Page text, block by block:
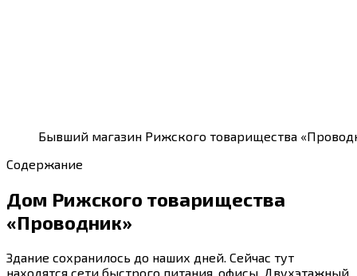
Бывший магазин Рижского товарищества
Содержание
Дом Рижского товарищества
«Проводник»
Здание сохранилось до наших дней. Сейчас тут
находятся сети быстрого питания, офисы. Двухэтажный